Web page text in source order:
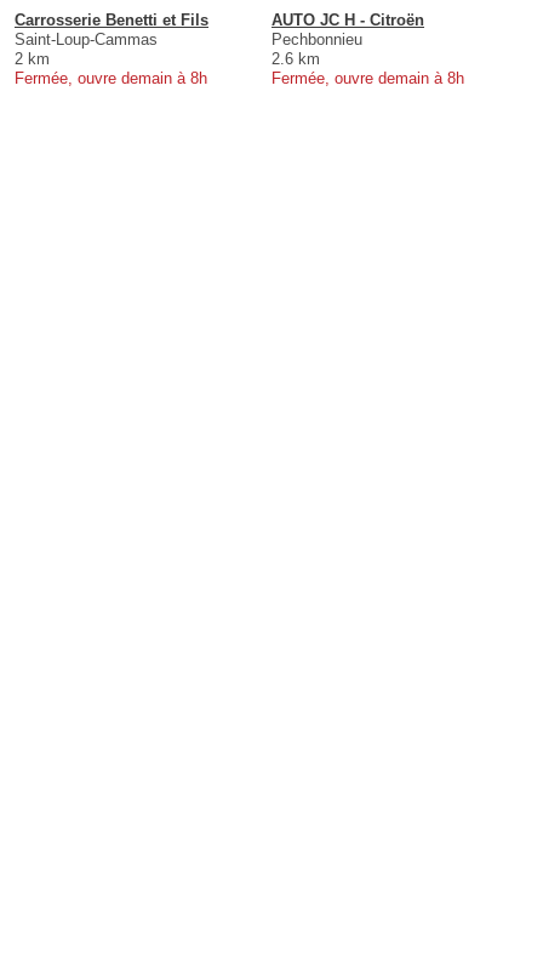
Carrosserie Benetti et Fils
Saint-Loup-Cammas
2 km
Fermée, ouvre demain à 8h
AUTO JC H - Citroën
Pechbonnieu
2.6 km
Fermée, ouvre demain à 8h